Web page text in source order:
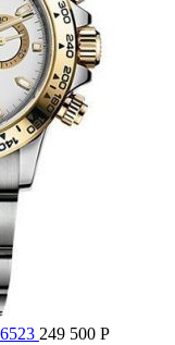
249 500 Р